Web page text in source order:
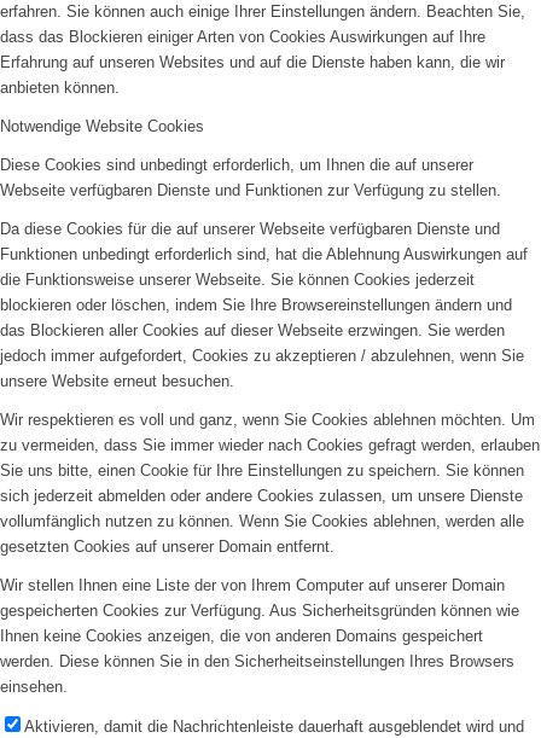
erfahren. Sie können auch einige Ihrer Einstellungen ändern. Beachten Sie,
dass das Blockieren einiger Arten von Cookies Auswirkungen auf Ihre
Erfahrung auf unseren Websites und auf die Dienste haben kann, die wir
anbieten können.
Notwendige Website Cookies
Diese Cookies sind unbedingt erforderlich, um Ihnen die auf unserer
Webseite verfügbaren Dienste und Funktionen zur Verfügung zu stellen.
Da diese Cookies für die auf unserer Webseite verfügbaren Dienste und
Funktionen unbedingt erforderlich sind, hat die Ablehnung Auswirkungen auf
die Funktionsweise unserer Webseite. Sie können Cookies jederzeit
blockieren oder löschen, indem Sie Ihre Browsereinstellungen ändern und
das Blockieren aller Cookies auf dieser Webseite erzwingen. Sie werden
jedoch immer aufgefordert, Cookies zu akzeptieren / abzulehnen, wenn Sie
unsere Website erneut besuchen.
Wir respektieren es voll und ganz, wenn Sie Cookies ablehnen möchten. Um
zu vermeiden, dass Sie immer wieder nach Cookies gefragt werden, erlauben
Sie uns bitte, einen Cookie für Ihre Einstellungen zu speichern. Sie können
sich jederzeit abmelden oder andere Cookies zulassen, um unsere Dienste
vollumfänglich nutzen zu können. Wenn Sie Cookies ablehnen, werden alle
gesetzten Cookies auf unserer Domain entfernt.
Wir stellen Ihnen eine Liste der von Ihrem Computer auf unserer Domain
gespeicherten Cookies zur Verfügung. Aus Sicherheitsgründen können wie
Ihnen keine Cookies anzeigen, die von anderen Domains gespeichert
werden. Diese können Sie in den Sicherheitseinstellungen Ihres Browsers
einsehen.
Aktivieren, damit die Nachrichtenleiste dauerhaft ausgeblendet wird und